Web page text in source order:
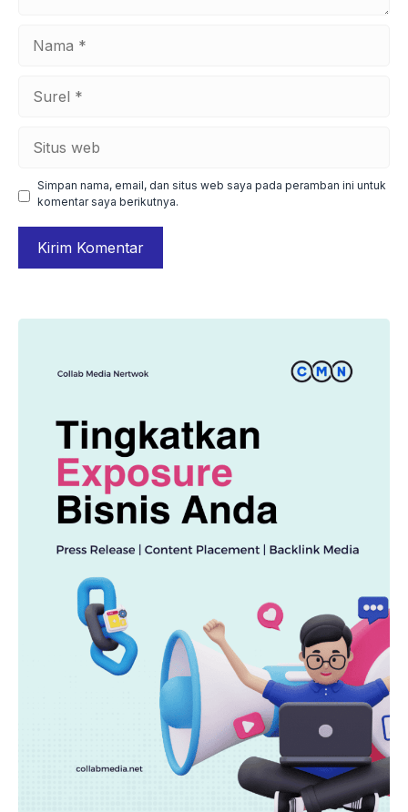
web
Simpan nama, email, dan situs web saya pada peramban ini untuk
komentar saya berikutnya.